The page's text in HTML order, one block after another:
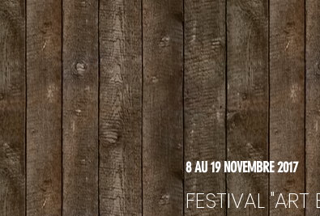
8 AU 19 NOVEMBRE 2017
FESTIVAL "ART